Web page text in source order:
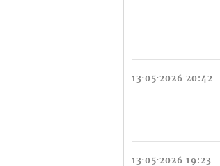
13·05·2026 20:42
13·05·2026 19:23